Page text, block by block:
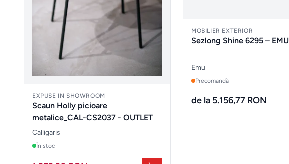
EXPUSE IN SHOWROOM
Scaun Holly picioare
metalice_CAL-CS2037 - OUTLET
Calligaris
În stoc
MOBILIER EXTERIOR
Sezlong Shine 6295 – EMU
Emu
Precomandă
de la 5.156,77 RON